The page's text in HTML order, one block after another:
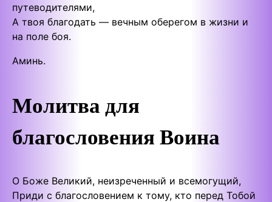
путеводителями,
А твоя благодать — вечным оберегом в жизни и
на поле боя.
Аминь.
Молитва для
благословения Воина
О Боже Великий, неизреченный и всемогущий,
Приди с благословением к тому, кто перед Тобой